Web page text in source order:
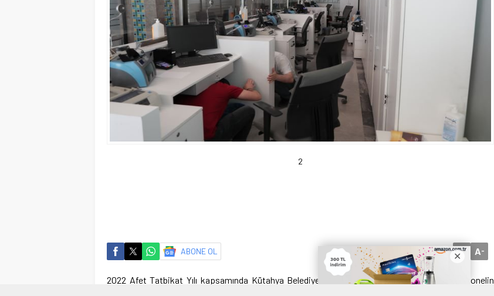
2
ABONE OL A+ A-
2022 Afet Tatbikat Yılı kapsamında Kütahya Belediyesi hizmet binasında, görevli tüm personelin